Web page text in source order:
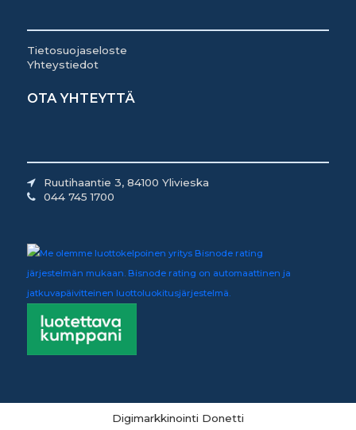
Tietosuojaseloste
Yhteystiedot
OTA YHTEYTTÄ
Ruutihaantie 3, 84100 Ylivieska
044 745 1700
Digimarkkinointi Donetti